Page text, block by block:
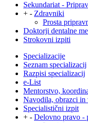
Sekundariat -
+ - Zdravniki
Prosta
Doktorji dentalne
Strokovni izpiti
Specializacije
Seznam specializacij
Razpisi specializacij
e-List
Mentorstvo,
Navodila, obrazci in
Specialistični izpit
+ - Delovno pravo -